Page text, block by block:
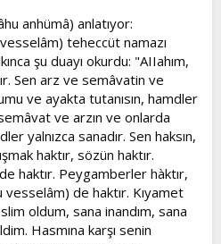
anhümâ) anlatıyor:
teheccüt namazı
şu duayı okurdu: "AIIahım,
Sen arz ve semâvatin ve
ve ayakta tutanısın, hamdler
ve arzın ve onlarda
yalnızca sanadır. Sen haksın,
haktır, sözün haktır.
haktır. Peygamberler hàktır,
de haktır. Kıyamet
oldum, sana inandım, sana
Hasmına karşı senin